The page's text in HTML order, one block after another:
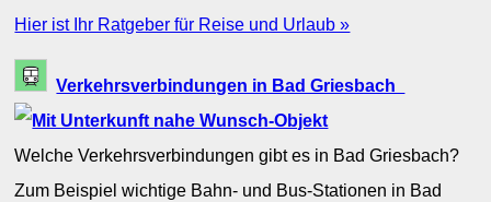
Hier ist Ihr Ratgeber für Reise und Urlaub »
Verkehrsverbindungen in Bad Griesbach
Welche Verkehrsverbindungen gibt es in Bad Griesbach?
Zum Beispiel wichtige Bahn- und Bus-Stationen in Bad